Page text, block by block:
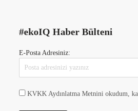
#ekoIQ Haber Bülteni
E-Posta Adresiniz:
KVKK Aydınlatma Metnini okudum,